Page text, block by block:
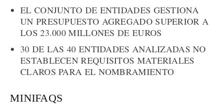
EL CONJUNTO DE ENTIDADES GESTIONA
UN PRESUPUESTO AGREGADO SUPERIOR A
LOS 23.000 MILLONES DE EUROS
30 DE LAS 40 ENTIDADES ANALIZADAS NO
ESTABLECEN REQUISITOS MATERIALES
CLAROS PARA EL NOMBRAMIENTO
MINIFAQS